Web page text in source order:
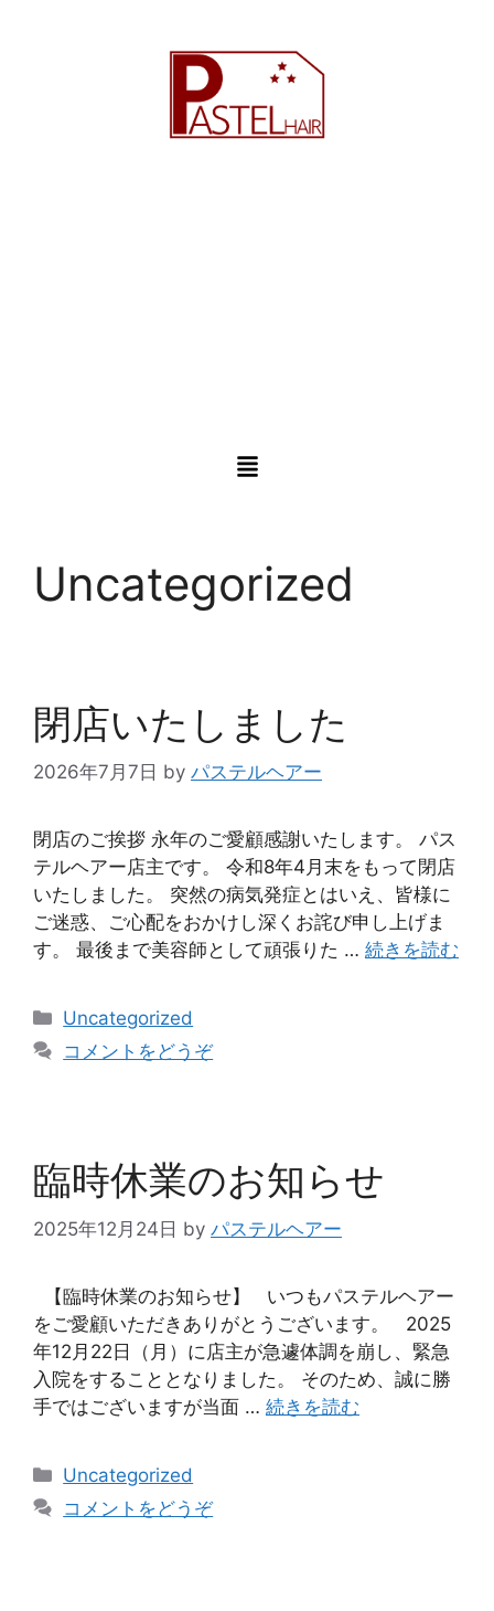
Uncategorized
閉店いたしました
2026年7月7日 by パステルヘアー
閉店のご挨拶 永年のご愛顧感謝いたします。 パス
テルヘアー店主です。 令和8年4月末をもって閉店
いたしました。 突然の病気発症とはいえ、皆様に
ご迷惑、ご心配をおかけし深くお詫び申し上げま
す。 最後まで美容師として頑張りた … 続きを読む
Uncategorized
コメントをどうぞ
臨時休業のお知らせ
2025年12月24日 by パステルヘアー
【臨時休業のお知らせ】 いつもパステルヘアー
をご愛顧いただきありがとうございます。 2025
年12月22日（月）に店主が急遽体調を崩し、緊急
入院をすることとなりました。 そのため、誠に勝
手ではございますが当面 … 続きを読む
Uncategorized
コメントをどうぞ